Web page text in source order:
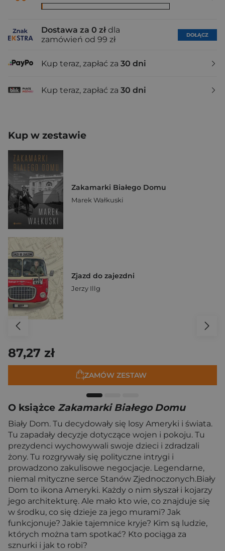
Dostawa za 0 zł dla
zamówień od 99 zł
DOŁĄCZ
Kup teraz, zapłać za 30 dni
Kup teraz, zapłać za 30 dni
Kup w zestawie
Zakamarki Białego Domu
Marek Wałkuski
Zjazd do zajezdni
Jerzy Illg
87,27 zł
ZAMÓW ZESTAW
O książce Zakamarki Białego Domu
Biały Dom. Tu decydowały się losy Ameryki i świata.
Tu zapadały decyzje dotyczące wojen i pokoju. Tu
prezydenci wychowywali swoje dzieci i zdradzali
żony. Tu rozgrywały się polityczne intrygi i
prowadzono zakulisowe negocjacje. Legendarne,
niemal mityczne serce Stanów Zjednoczonych.Biały
Dom to ikona Ameryki. Każdy o nim słyszał i kojarzy
jego architekturę. Ale mało kto wie, co znajduje się
w środku, co się dzieje za jego murami? Jak
funkcjonuje? Jakie tajemnice kryje? Kim są ludzie,
których można tam spotkać? Kto pociąga za
sznurki i jak to robi?